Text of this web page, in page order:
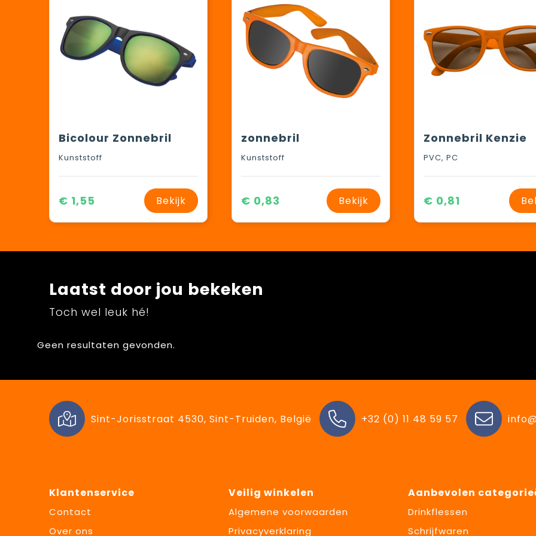
Bicolour Zonnebril
Kunststoff
€ 1,55 Bekijk
zonnebril
Kunststoff
€ 0,83 Bekijk
Zonnebril Kenzie
PVC, PC
€ 0,81
Laatst door jou bekeken
Toch wel leuk hé!
Geen resultaten gevonden.
Sint-Jorisstraat 4530, Sint-Truiden, België +32 (0) 11 48 59 57
Klantenservice
Contact
Over ons
Veilig winkelen
Algemene voorwaarden
Privacyverklaring
Aanbevolen
Drinkflessen
Schrijfwaren